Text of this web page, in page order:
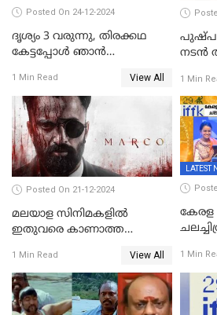
Posted On 24-12-2024
ദൃശ്യം 3 വരുന്നു, തിരക്കഥ
കേട്ടപ്പോള്‍ ഞാന്‍
സ്ഥിരീകരിച്ച് മോഹൻലാൽ
1 Min Read View All
പുഷ്പ
നടന്‍
1 Min
Posted On 21-12-2024
മലയാള സിനിമകളിൽ
ഇതുവരെ കാണാത്ത
മുകുന്ദൻ ചിത്രം മാർക്കോ
1 Min Read View All
LATEST
കേരള
1 Min